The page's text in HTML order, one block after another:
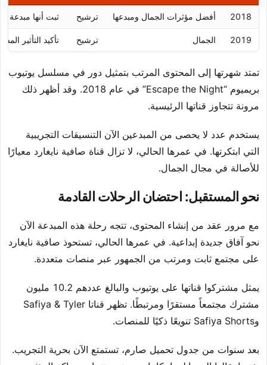
2018 أفضل مؤثرات الجمال ومبدعها ترشيح ثبت أنها مبدعة
2019 الجمال ترشيح تأكيد التأثير
تمتد شهرتها إلى المحتوى المرتب بتمثيل دور في مسلسل يوتيوب
بريميوم “Escape the Night” في عام 2018. وقد أظهر ذلك
مرونة تتجاوز قناتها الرئيسية.
يستخدم عدد لا يحصى من المبدعين الآن التنسيقات التجريبية
التي ابتكرتها. في عمرها الحالي، لا تزال قناة صافية نايغارد معيارًا
للأصالة في مجال الجمال.
نحو المستقبل: احتضان الرحلات القادمة
مع مرور عقد من إنشاء المحتوى، تتجه رحلة هذه المبدعة الآن
نحو آفاق جديدة إبداعية. في عمرها الحالي، تستحوذ صافية نايغارد
على مجتمع ثابت ومرتب من الجمهور عبر منصات متعددة.
يمثل مشتركوا قناتها على يوتيوب والبالغ عددهم 10.2 مليون
مشترك مجتمعاً مستقرًا ومرتبطًا. تظهر قناتا Safiya & Tyler
وSafiya Shorts تنويعًا ذكيًا للمنصات.
بعد سنوات من جدول تحميل صارم، تستمتع الآن بحرية التجريب.